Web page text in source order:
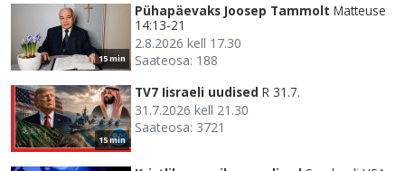
15 min
Pühapäevaks Joosep Tammolt Matteuse
14:13-21
2.8.2026 kell 17.30
Saateosa: 188
15 min
TV7 Iisraeli uudised R 31.7.
31.7.2026 kell 21.30
Saateosa: 3721